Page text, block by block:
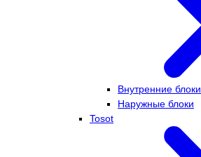
Внутренние блоки
Наружные блоки
Tosot